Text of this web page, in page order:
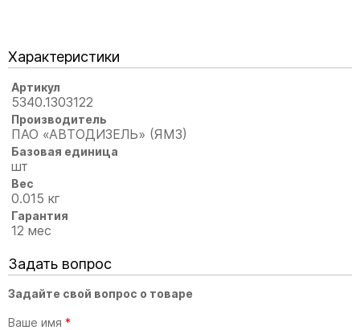
Характеристики
Артикул
5340.1303122
Производитель
ПАО «АВТОДИЗЕЛЬ» (ЯМЗ)
Базовая единица
шт
Вес
0.015 кг
Гарантия
12 мес
Задать вопрос
Задайте свой вопрос о товаре
Ваше имя *